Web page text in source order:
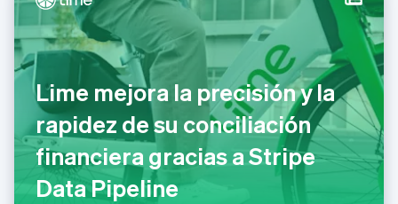
Lime mejora la precisión y la
rapidez de su conciliación
financiera gracias a Stripe
Data Pipeline
Estonia
English
Finlandia
English Svenska
Francia
FrançaisEnglish
Gibraltar
English
Grecia
English
Hungría